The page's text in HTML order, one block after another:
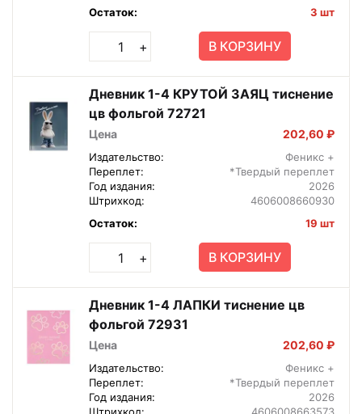
Остаток: 3 шт
+ В КОРЗИНУ
Дневник 1-4 КРУТОЙ ЗАЯЦ тиснение
цв фольгой 72721
Цена 202,60 ₽
Издательство:
Феникс +
Переплет:
*Твердый переплет
Год издания:
2026
Штрихкод:
4606008660930
Остаток:
19 шт
+ В КОРЗИНУ
Дневник 1-4 ЛАПКИ тиснение цв
фольгой 72931
Цена 202,60 ₽
Издательство:
Феникс +
Переплет:
*Твердый переплет
Год издания:
2026
Штрихкод:
4606008663573